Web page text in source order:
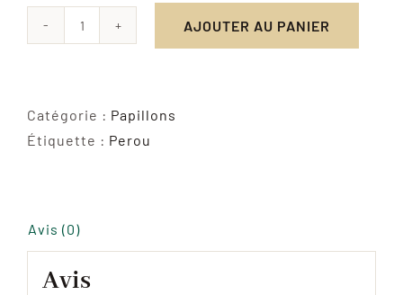
quantité
Laodamia
AJOUTER AU PANIER
Catégorie : Papillons
Étiquette : Perou
Avis (0)
Avis